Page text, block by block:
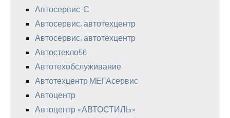
Автосервис-С
Автосервис, автотехцентр
Автосервис, автотехцентр
Автостекло56
Автотехобслуживание
Автотехцентр МЕГАсервис
Автоцентр
Автоцентр «АВТОСТИЛЬ»